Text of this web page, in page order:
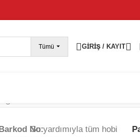
vermeye devam edebilirsiniz; tüm
Tümü GIRIŞ / KAYIT
No:
Su yardımıyla tüm hobi